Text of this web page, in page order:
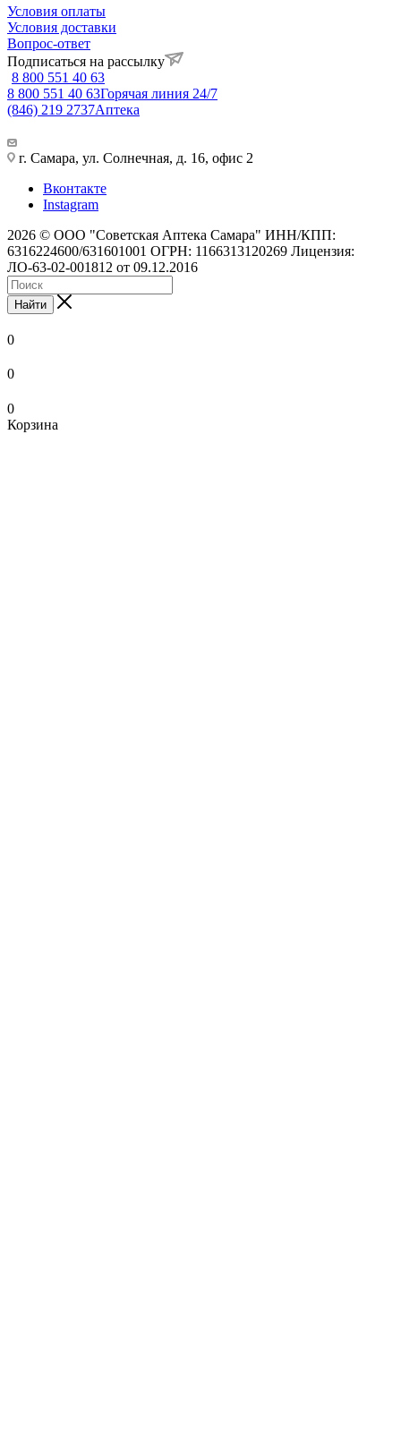
Условия оплаты
Условия доставки
Вопрос-ответ
Подписаться на рассылку
8 800 551 40 63
8 800 551 40 63Горячая линия 24/7
(846) 219 2737Аптека
г. Самара, ул. Солнечная, д. 16, офис 2
Вконтакте
Instagram
2026 © ООО "Советская Аптека Самара" ИНН/КПП:
6316224600/631601001 ОГРН: 1166313120269 Лицензия:
ЛО-63-02-001812 от 09.12.2016
Найти
0
0
0
Корзина